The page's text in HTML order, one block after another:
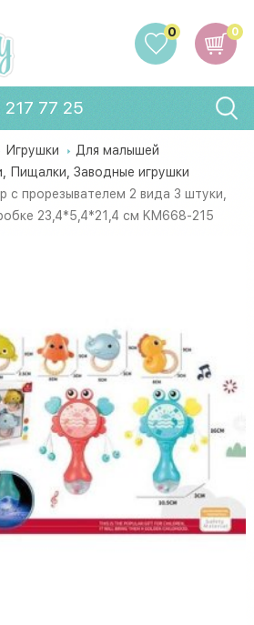
0
0
77 25
Игрушки
Для малышей
Пищалки, Заводные игрушки
с прорезывателем 2 вида 3 штуки,
23,4*5,4*21,4 см KM668-215